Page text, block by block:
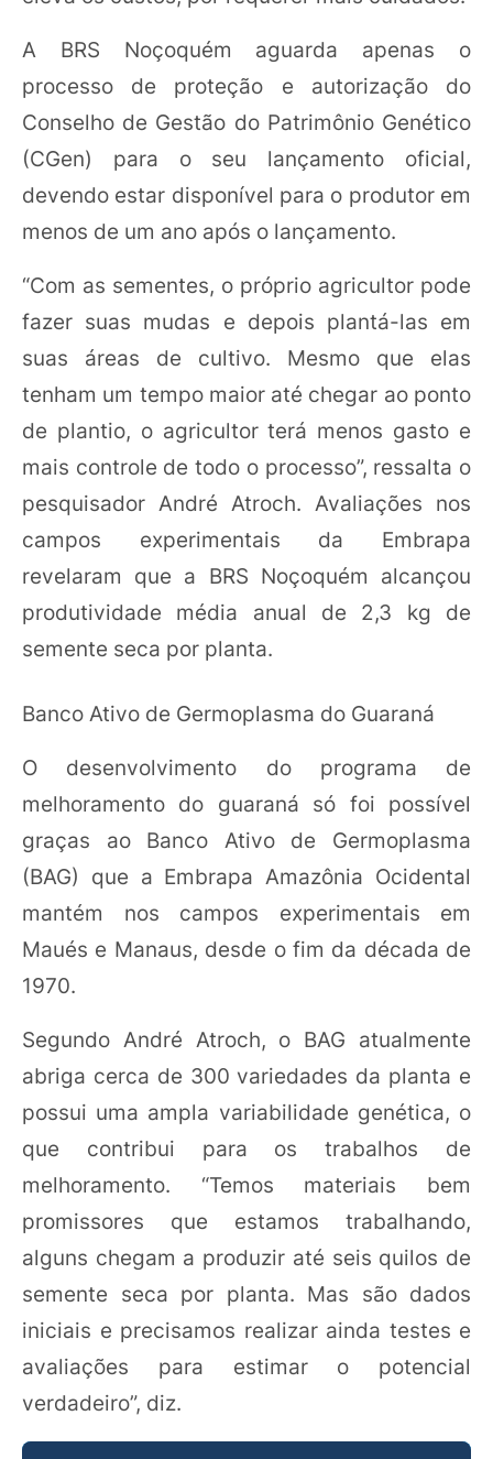
A BRS Noçoquém aguarda apenas o
processo de proteção e autorização do
Conselho de Gestão do Patrimônio Genético
(CGen) para o seu lançamento oficial,
devendo estar disponível para o produtor em
menos de um ano após o lançamento.
“Com as sementes, o próprio agricultor pode
fazer suas mudas e depois plantá-las em
suas áreas de cultivo. Mesmo que elas
tenham um tempo maior até chegar ao ponto
de plantio, o agricultor terá menos gasto e
mais controle de todo o processo”, ressalta o
pesquisador André Atroch. Avaliações nos
campos experimentais da Embrapa
revelaram que a BRS Noçoquém alcançou
produtividade média anual de 2,3 kg de
semente seca por planta.
Banco Ativo de Germoplasma do Guaraná
O desenvolvimento do programa de
melhoramento do guaraná só foi possível
graças ao Banco Ativo de Germoplasma
(BAG) que a Embrapa Amazônia Ocidental
mantém nos campos experimentais em
Maués e Manaus, desde o fim da década de
1970.
Segundo André Atroch, o BAG atualmente
abriga cerca de 300 variedades da planta e
possui uma ampla variabilidade genética, o
que contribui para os trabalhos de
melhoramento. “Temos materiais bem
promissores que estamos trabalhando,
alguns chegam a produzir até seis quilos de
semente seca por planta. Mas são dados
iniciais e precisamos realizar ainda testes e
avaliações para estimar o potencial
verdadeiro”, diz.